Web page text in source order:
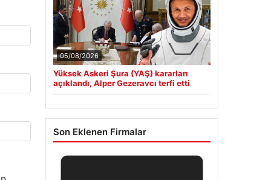
05/08/2026
Yüksek Askeri Şura (YAŞ) kararları
açıklandı, Alper Gezeravcı terfi etti
Son Eklenen Firmalar